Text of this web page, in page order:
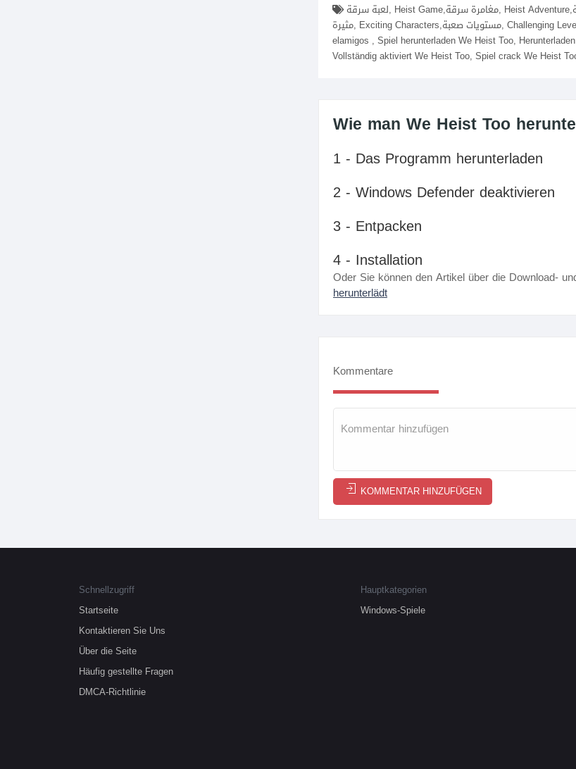
مثيرة, Exciting Characters,مستويات صعبة, Challenging Levels,تجربة مثيرة, Thrilling Experience,download We Heist Too fitgirl repacks,
elamigos , Spiel herunterladen We Heist Too,
Vollständig aktiviert We Heist Too, Spiel crack We Heist
Wie man We Heist Too
1 - Das Programm herunterladen
2 - Windows Defender deaktivieren
3 - Entpacken
4 - Installation
Oder Sie können den Artikel über die Download-
herunterlädt
Kommentare
KOMMENTAR HINZUFÜGEN
Schnellzugriff
Startseite
Kontaktieren Sie Uns
Über die Seite
Häufig gestellte Fragen
DMCA-Richtlinie
Hauptkategorien
Windows-Spiele